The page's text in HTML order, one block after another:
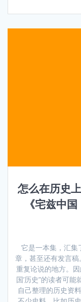
怎么在历史
《宅兹中
它是一本集，汇集
章，甚至还有发言
重复论说的地方。
国’历史”的读者可
自己整理的历史资